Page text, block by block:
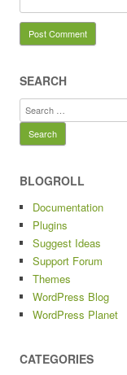
SEARCH
Search
for:
BLOGROLL
Documentation
Plugins
Suggest Ideas
Support Forum
Themes
WordPress Blog
WordPress Planet
CATEGORIES